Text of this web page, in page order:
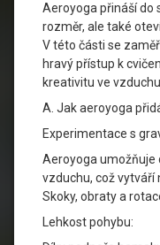
Aeroyoga přináší do
rozměr, ale také
V této části se
hravý přístup k
kreativitu ve vzduchu.
A. Jak aeroyoga
Experimentace s
Aeroyoga umožňuje
vzduchu, což vytváří
Skoky, obraty a
Lehkost pohybu: